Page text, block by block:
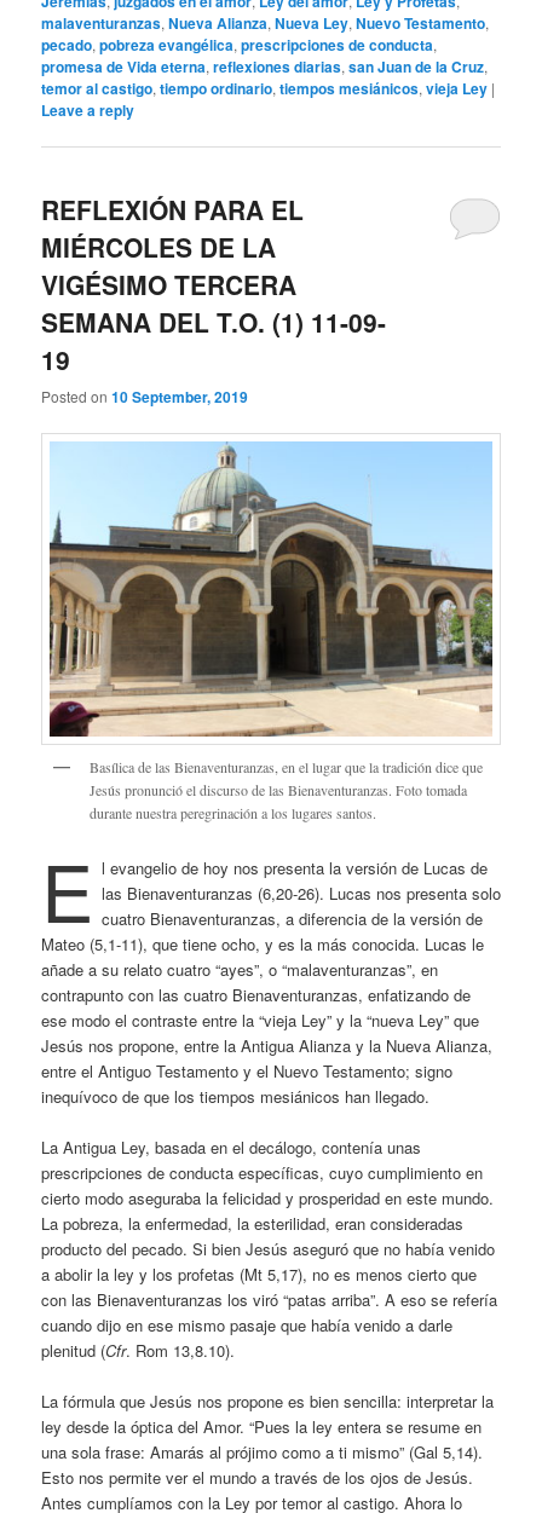
malaventuranzas,Nueva Alianza,Nueva Ley,Nuevo Testamento,
pecado,pobreza evangélica,prescripciones de conducta,
promesa de Vida eterna,reflexiones diarias,san Juan de la Cruz,
temor al castigo,tiempo ordinario,tiempos mesiánicos,vieja Ley |
Leave a reply
REFLEXIÓN PARA EL
MIÉRCOLES DE LA
VIGÉSIMO TERCERA
SEMANA DEL T.O. (1) 11-09-
19
Posted on10 September, 2019
Basílica de las Bienaventuranzas, en el lugar que la tradición dice que
Jesús pronunció el discurso de las Bienaventuranzas. Foto tomada
durante nuestra peregrinación a los lugares santos.
E l evangelio de hoy nos presenta la versión de Lucas de
las Bienaventuranzas (6,20-26). Lucas nos presenta solo
cuatro Bienaventuranzas, a diferencia de la versión de
Mateo (5,1-11), que tiene ocho, y es la más conocida. Lucas le
añade a su relato cuatro “ayes”, o “malaventuranzas”, en
contrapunto con las cuatro Bienaventuranzas, enfatizando de
ese modo el contraste entre la “vieja Ley” y la “nueva Ley” que
Jesús nos propone, entre la Antigua Alianza y la Nueva Alianza,
entre el Antiguo Testamento y el Nuevo Testamento; signo
inequívoco de que los tiempos mesiánicos han llegado.
La Antigua Ley, basada en el decálogo, contenía unas
prescripciones de conducta específicas, cuyo cumplimiento en
cierto modo aseguraba la felicidad y prosperidad en este mundo.
La pobreza, la enfermedad, la esterilidad, eran consideradas
producto del pecado. Si bien Jesús aseguró que no había venido
a abolir la ley y los profetas (Mt 5,17), no es menos cierto que
con las Bienaventuranzas los viró “patas arriba”. A eso se refería
cuando dijo en ese mismo pasaje que había venido a darle
plenitud (Cfr. Rom 13,8.10).
La fórmula que Jesús nos propone es bien sencilla: interpretar la
ley desde la óptica del Amor. “Pues la ley entera se resume en
una sola frase: Amarás al prójimo como a ti mismo” (Gal 5,14).
Esto nos permite ver el mundo a través de los ojos de Jesús.
Antes cumplíamos con la Ley por temor al castigo. Ahora lo